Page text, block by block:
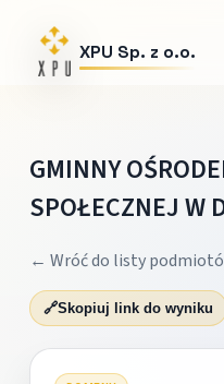
XPU Sp. z o.o.
GMINNY
SPOŁECZNEJ W
← Wróć do listy
🔗Skopiuj link do wyniku